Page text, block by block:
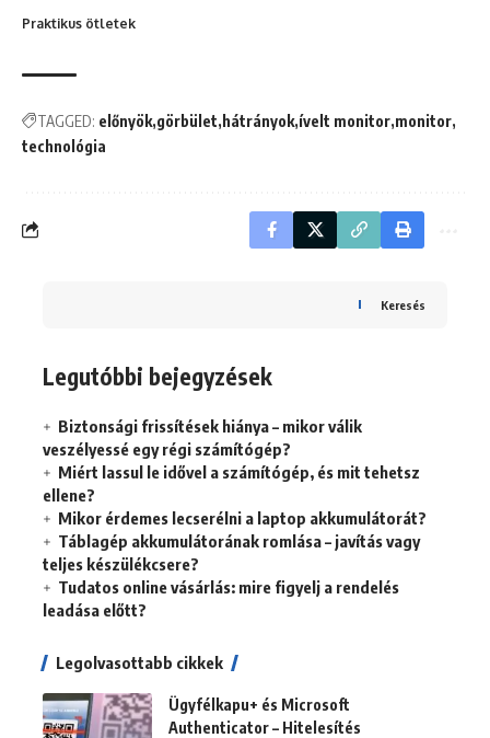
Praktikus ötletek
TAGGED: előnyök görbület hátrányok ívelt monitor monitor
technológia
Keresés
Legutóbbi bejegyzések
Biztonsági frissítések hiánya – mikor válik
veszélyessé egy régi számítógép?
Miért lassul le idővel a számítógép, és mit tehetsz
ellene?
Mikor érdemes lecserélni a laptop akkumulátorát?
Táblagép akkumulátorának romlása – javítás vagy
teljes készülékcsere?
Tudatos online vásárlás: mire figyelj a rendelés
leadása előtt?
Legolvasottabb cikkek
Ügyfélkapu+ és Microsoft
Authenticator – Hitelesítés